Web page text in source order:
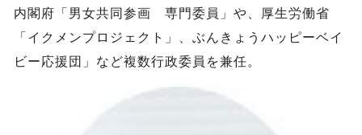
内閣府「男女共同参画 専門委員」や、厚生労働省
「イクメンプロジェクト」、ぶんきょうハッピーベイ
ビー応援団」など複数行政委員を兼任。